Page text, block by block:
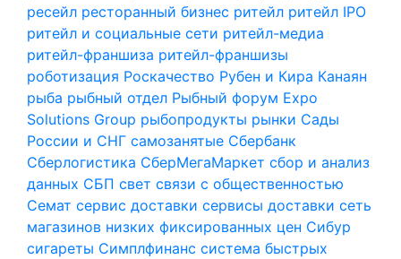
ресейл ресторанный бизнес ритейл ритейл IPO
ритейл и социальные сети ритейл-медиа
ритейл-франшиза ритейл-франшизы
роботизация Роскачество Рубен и Кира Канаян
рыба рыбный отдел Рыбный форум Expo
Solutions Group рыбопродукты рынки Сады
России и СНГ самозанятые Сбербанк
Сберлогистика СберМегаМаркет сбор и анализ
данных СБП свет связи с общественностью
Семат сервис доставки сервисы доставки сеть
магазинов низких фиксированных цен Сибур
сигареты Симплфинанс система быстрых